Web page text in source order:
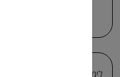
לימודים אחרי השירות הצבאי